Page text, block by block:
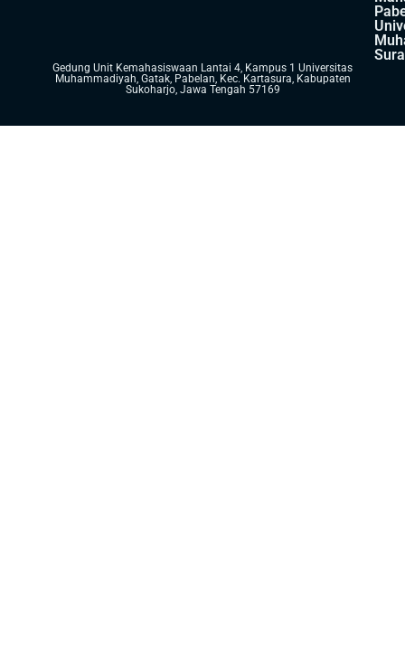
Gedung Unit Kemahasiswaan Lantai 4, Kampus 1 Universitas
Muhammadiyah, Gatak, Pabelan, Kec. Kartasura, Kabupaten
Sukoharjo, Jawa Tengah 57169